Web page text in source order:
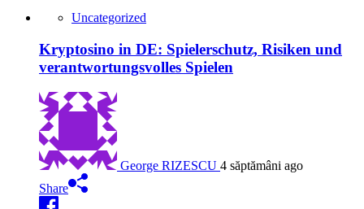
Uncategorized
Kryptosino in DE: Spielerschutz, Risiken und
verantwortungsvolles Spielen
George RIZESCU 4 săptămâni ago
Share